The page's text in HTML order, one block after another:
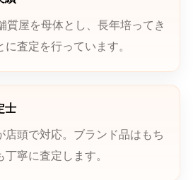
質屋を母体とし、長年培ってき
査定を行っています。
士
店頭で対応。ブランド品はもち
寧に査定します。